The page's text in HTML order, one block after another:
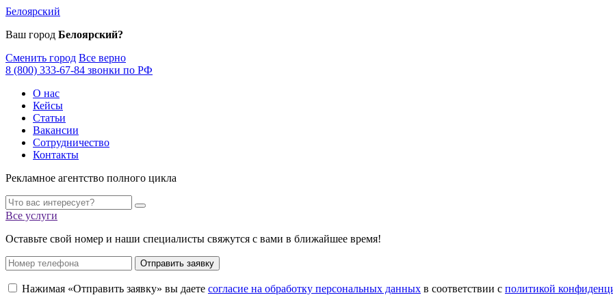
Белоярский
Ваш город Белоярский?
Сменить город Все верно
8 (800) 333-67-84 звонки по РФ
О нас
Кейсы
Статьи
Вакансии
Сотрудничество
Контакты
Рекламное агентство полного цикла
Все услуги
Оставьте свой номер и наши специалисты свяжутся с вами в ближайшее время!
Отправить заявку
Нажимая «Отправить заявку» вы даете согласие на обработку персональных данных в соответствии с политикой